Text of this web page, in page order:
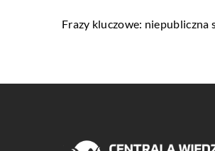
Frazy kluczowe: niepubliczna